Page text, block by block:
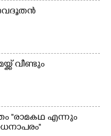
വീണ്ടും
''രാമകഥ എന്നും